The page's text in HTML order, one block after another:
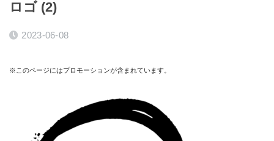
ロゴ (2)
2023-06-08
※このページにはプロモーションが含まれています。